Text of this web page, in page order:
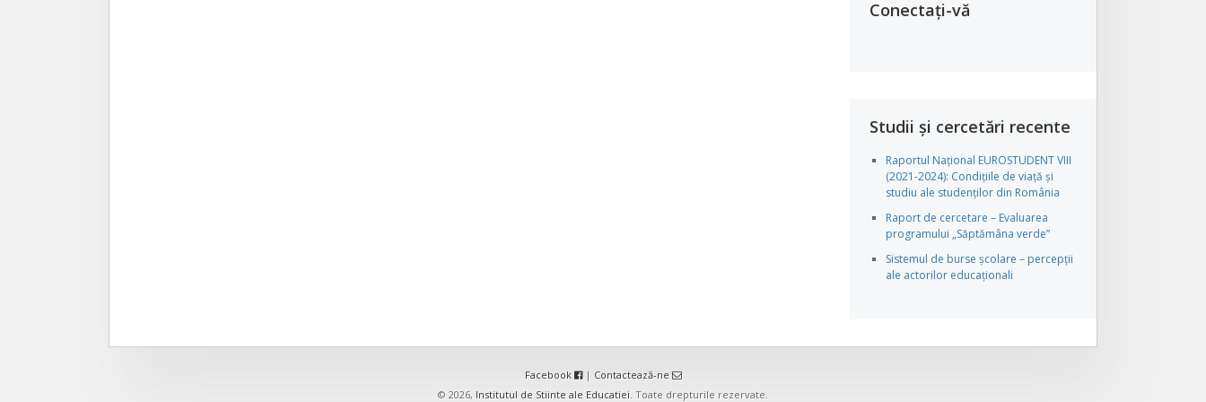
Conectați-vă
Studii și cercetări recente
Raportul Național EUROSTUDENT VIII
(2021-2024): Condițiile de viață și
studiu ale studenților din România
Raport de cercetare – Evaluarea
programului „Săptămâna verde”
Sistemul de burse școlare – percepții
ale actorilor educaționali
Facebook | Contactează-ne
© 2026, Institutul de Stiinte ale Educatiei. Toate drepturile rezervate.